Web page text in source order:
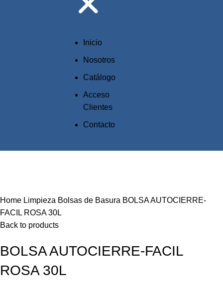
Inicio
Nosotros
Catálogo
Acceso
Clientes
Contacto
Home Limpieza Bolsas de Basura BOLSA AUTOCIERRE-
FACIL ROSA 30L
Back to products
BOLSA AUTOCIERRE-FACIL
ROSA 30L